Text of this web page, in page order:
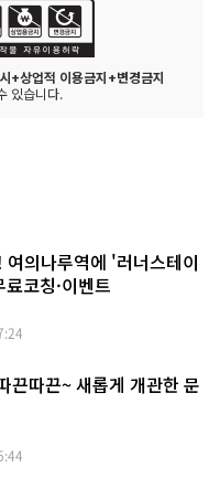
+상업적 이용금지+변경금지
있습니다.
여의나루역에 '러너스테이
코칭·이벤트
끈따끈~ 새롭게 개관한 문